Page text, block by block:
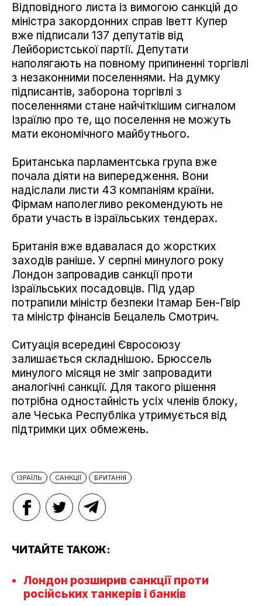
Відповідного листа із вимогою санкцій до
міністра закордонних справ Іветт Купер
вже підписали 137 депутатів від
Лейбористської партії. Депутати
наполягають на повному припиненні торгівлі
з незаконними поселеннями. На думку
підписантів, заборона торгівлі з
поселеннями стане найчіткішим сигналом
Ізраїлю про те, що поселення не можуть
мати економічного майбутнього.
Британська парламентська група вже
почала діяти на випередження. Вони
надіслали листи 43 компаніям країни.
Фірмам наполегливо рекомендують не
брати участь в ізраїльських тендерах.
Британія вже вдавалася до жорстких
заходів раніше. У серпні минулого року
Лондон запровадив санкції проти
ізраїльських посадовців. Під удар
потрапили міністр безпеки Ітамар Бен-Гвір
та міністр фінансів Бецалель Смотрич.
Ситуація всередині Євросоюзу
залишається складнішою. Брюссель
минулого місяця не зміг запровадити
аналогічні санкції. Для такого рішення
потрібна одностайність усіх членів блоку,
але Чеська Республіка утримується від
підтримки цих обмежень.
ІЗРАЇЛЬ САНКЦІЇ БРИТАНІЯ
ЧИТАЙТЕ ТАКОЖ:
Лондон розширив санкції проти
російських танкерів і банків